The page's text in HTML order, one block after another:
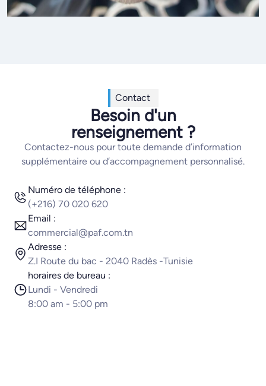
Contact
Besoin d'un
renseignement ?
Contactez-nous pour toute demande d’information
supplémentaire ou d’accompagnement personnalisé.
Numéro de téléphone :
(+216) 70 020 620
Email :
commercial@paf.com.tn
Adresse :
Z.I Route du bac - 2040 Radès -Tunisie
horaires de bureau :
Lundi - Vendredi
8:00 am - 5:00 pm